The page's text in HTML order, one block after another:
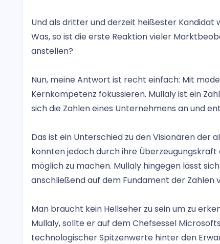
Und als dritter und derzeit heißester Kandidat
Was, so ist die erste Reaktion vieler
anstellen?
Nun, meine Antwort ist recht einfach: Mit
Kernkompetenz fokussieren. Mullaly ist ein
sich die Zahlen eines Unternehmens an und
Das ist ein Unterschied zu den Visionären der
konnten jedoch durch ihre
möglich zu machen. Mullaly hingegen lässt
anschließend auf dem Fundament der
Man braucht kein Hellseher zu sein um zu
Mullaly, sollte er auf dem Chefsessel
technologischer Spitzenwerte hinter den